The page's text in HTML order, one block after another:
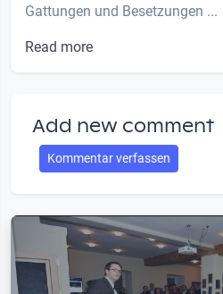
Gattungen und Besetzungen ...
Read more
Add new comment
Kommentar verfassen